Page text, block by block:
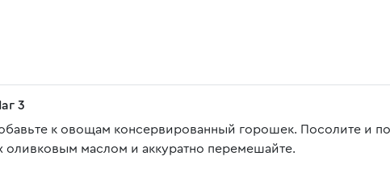
3
к овощам консервированный горошек. Посолите и
оливковым маслом и аккуратно перемешайте.